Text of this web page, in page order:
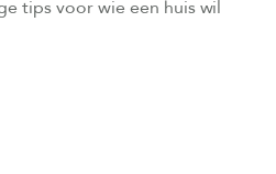
tips voor wie een huis wil